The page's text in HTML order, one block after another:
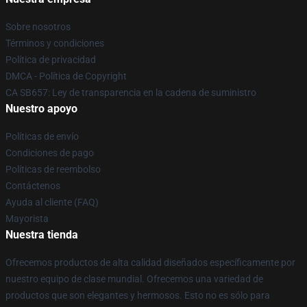
Sobre nosotros
Términos y condiciones
Política de privacidad
DMCA - Política de Copyright
CA SB657: Ley de transparencia en la cadena de suministro
Nuestro apoyo
Políticas de envío
Condiciones de pago
Políticas de reembolso
Contáctenos
Ayuda al cliente (FAQ)
Mayorista
Nuestra tienda
Ofrecemos productos de alta calidad diseñados específicamente por
nuestro equipo de clase mundial. Ofrecemos una variedad de
productos que son elegantes y hermosos. Esto no es sólo para